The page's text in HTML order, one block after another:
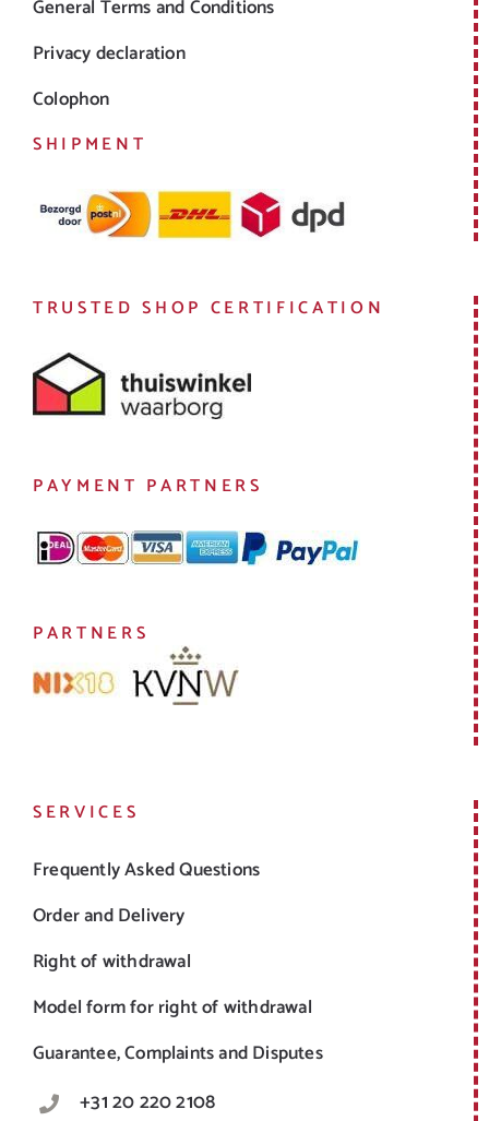
General Terms and Conditions
Privacy declaration
Colophon
SHIPMENT
TRUSTED SHOP CERTIFICATION
PAYMENT PARTNERS
PARTNERS
SERVICES
Frequently Asked Questions
Order and Delivery
Right of withdrawal
Model form for right of withdrawal
Guarantee, Complaints and Disputes
+31 20 220 2108